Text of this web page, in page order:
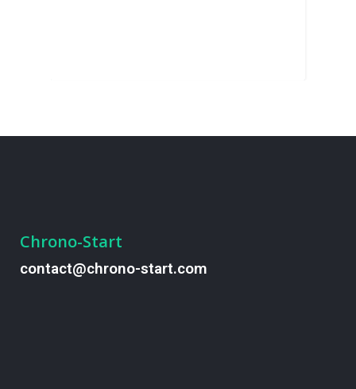
Chrono-Start
contact@chrono-start.com